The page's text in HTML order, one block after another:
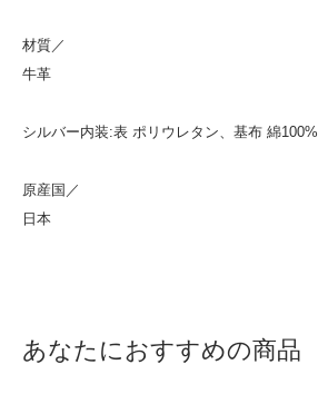
材質／
牛革
シルバー内装:表 ポリウレタン、基布 綿100%
原産国／
日本
あなたにおすすめの商品